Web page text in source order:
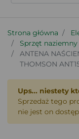
Strona główna
Sprzęt naziemny
ANTENA
THOMSON
Ups... niestety
Sprzedaż tego
nie jest on